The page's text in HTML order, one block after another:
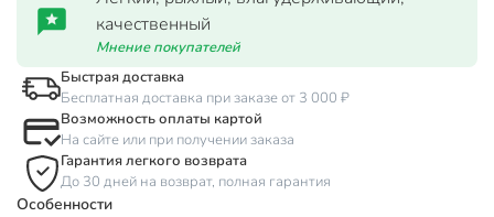
качественный
Мнение покупателей
Быстрая доставка
Бесплатная доставка при заказе от 3 000 ₽
Возможность оплаты картой
На сайте или при получении заказа
Гарантия легкого возврата
До 30 дней на возврат, полная гарантия
Особенности